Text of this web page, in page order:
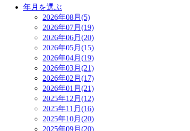
年月を選ぶ
2026年08月(5)
2026年07月(19)
2026年06月(20)
2026年05月(15)
2026年04月(19)
2026年03月(21)
2026年02月(17)
2026年01月(21)
2025年12月(12)
2025年11月(16)
2025年10月(20)
2025年09月(20)